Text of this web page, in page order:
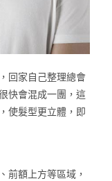
回家自己整理總會
快會混成一團，這
使髮型更立體， 即
前額上方等區域，